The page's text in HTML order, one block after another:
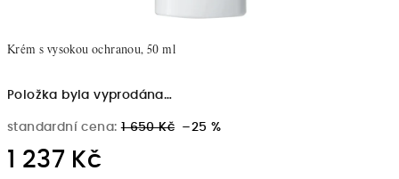
Krém s vysokou ochranou, 50 ml
Položka byla vyprodána…
standardní cena: 1 650 Kč –25 %
1 237 Kč